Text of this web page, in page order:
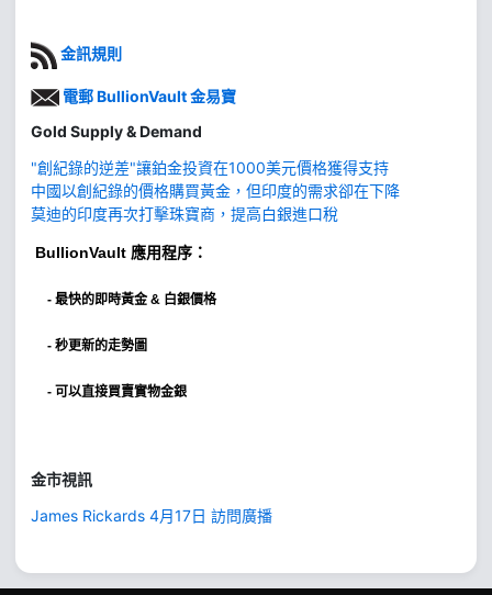
金訊規則
電郵 BullionVault 金易寶
Gold Supply & Demand
"創紀錄的逆差"讓鉑金投資在1000美元價格獲得支持
中國以創紀錄的價格購買黃金，但印度的需求卻在下降
莫迪的印度再次打擊珠寶商，提高白銀進口稅
BullionVault 應用程序：
- 最快的即時黃金 & 白銀價格
- 秒更新的走勢圖
- 可以直接買賣實物金銀
金市視訊
James Rickards 4月17日 訪問廣播